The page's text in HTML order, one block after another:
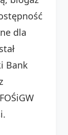
dla
Bank